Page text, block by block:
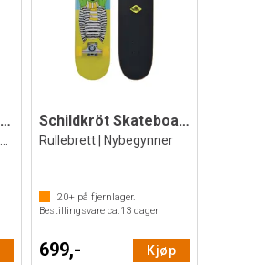
Schildkröt Waveboard Grafitti Schildkröt Skateboard Kicker 31
Rullebrett | Nybegynner
20+på fjernlager.
Bestillingsvare ca.13dager
699,- Kjøp